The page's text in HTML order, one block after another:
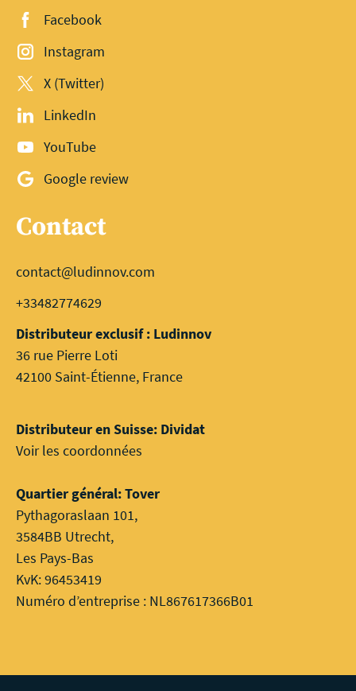
Facebook
Instagram
X (Twitter)
LinkedIn
YouTube
Google review
Contact
contact@ludinnov.com
+33482774629
Distributeur exclusif : Ludinnov
36 rue Pierre Loti
42100 Saint-Étienne, France
Distributeur en Suisse: Dividat
Voir les coordonnées
Quartier général: Tover
Pythagoraslaan 101,
3584BB Utrecht,
Les Pays-Bas
KvK: 96453419
Numéro d’entreprise : NL867617366B01